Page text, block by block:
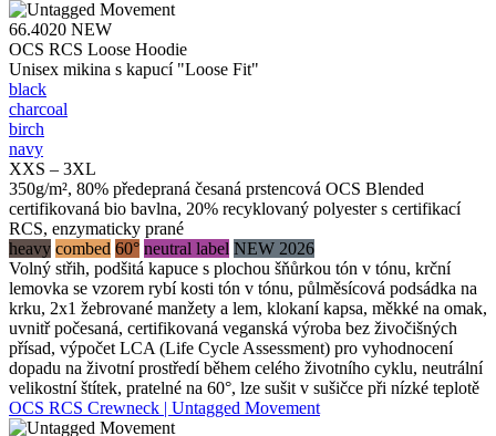
66.4020 NEW
OCS RCS Loose Hoodie
Unisex mikina s kapucí "Loose Fit"
black
charcoal
birch
navy
XXS – 3XL
350g/m², 80% předepraná česaná prstencová OCS Blended
certifikovaná bio bavlna, 20% recyklovaný polyester s certifikací
RCS, enzymaticky prané
heavy combed 60° neutral label NEW 2026
Volný střih, podšitá kapuce s plochou šňůrkou tón v tónu, krční
lemovka se vzorem rybí kosti tón v tónu, půlměsícová podsádka na
krku, 2x1 žebrované manžety a lem, klokaní kapsa, měkké na omak,
uvnitř počesaná, certifikovaná veganská výroba bez živočišných
přísad, výpočet LCA (Life Cycle Assessment) pro vyhodnocení
dopadu na životní prostředí během celého životního cyklu, neutrální
velikostní štítek, pratelné na 60°, lze sušit v sušičce při nízké teplotě
OCS RCS Crewneck | Untagged Movement